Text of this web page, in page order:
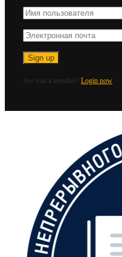
Are you a member? Login now